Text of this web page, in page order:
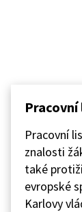
Pracovní
Pracovní
znalosti
také
evropské
Karlovy